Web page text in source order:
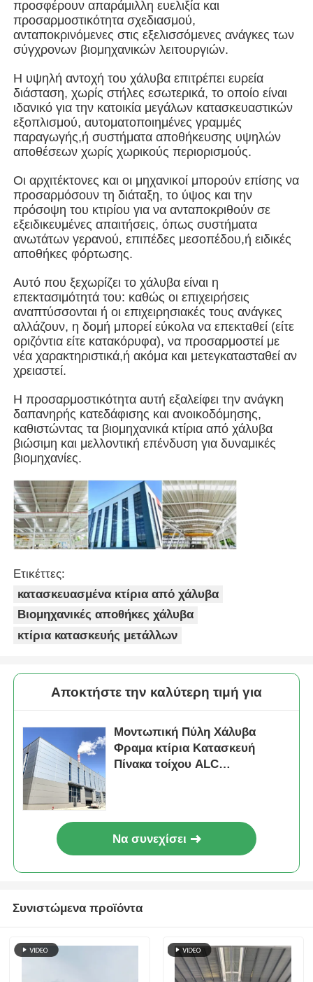
Σχετικά με εμάς
Γύρος εργοστασίων
Ποιοτικός έλεγχος
επαφή
Νέα
Όλες οι περιπτώσεις
Ζητήστε ένα απόσπασμα
Οικοδόμηση δομής χάλυβα
Εργαστήριο Μεταλλικών Κατασκευών
αποθήκη χάλυβα
Κουτί χάλυβα
Βαριά δομή χάλυβα
Γέφυρα από χάλυβα
γραφείο δομής χάλυβα
Βιομηχανική μεταλλική κατασκευή
Δημόσιο κτίριο από χάλυβα
Εμπορική δομή χάλυβα
προσφέρουν απαράμιλλη ευελιξία και
προσαρμοστικότητα σχεδιασμού,
ανταποκρινόμενες στις εξελισσόμενες ανάγκες των
σύγχρονων βιομηχανικών λειτουργιών.
Η υψηλή αντοχή του χάλυβα επιτρέπει ευρεία
διάσταση, χωρίς στήλες εσωτερικά, το οποίο είναι
ιδανικό για την κατοικία μεγάλων κατασκευαστικών
εξοπλισμού, αυτοματοποιημένες γραμμές
παραγωγής,ή συστήματα αποθήκευσης υψηλών
αποθέσεων χωρίς χωρικούς περιορισμούς.
Οι αρχιτέκτονες και οι μηχανικοί μπορούν επίσης να
προσαρμόσουν τη διάταξη, το ύψος και την
πρόσοψη του κτιρίου για να ανταποκριθούν σε
εξειδικευμένες απαιτήσεις, όπως συστήματα
ανωτάτων γερανού, επιπέδες μεσοπέδου,ή ειδικές
αποθήκες φόρτωσης.
Αυτό που ξεχωρίζει το χάλυβα είναι η
επεκτασιμότητά του: καθώς οι επιχειρήσεις
αναπτύσσονται ή οι επιχειρησιακές τους ανάγκες
αλλάζουν, η δομή μπορεί εύκολα να επεκταθεί (είτε
οριζόντια είτε κατακόρυφα), να προσαρμοστεί με
νέα χαρακτηριστικά,ή ακόμα και μετεγκατασταθεί αν
χρειαστεί.
Η προσαρμοστικότητα αυτή εξαλείφει την ανάγκη
δαπανηρής κατεδάφισης και ανοικοδόμησης,
καθιστώντας τα βιομηχανικά κτίρια από χάλυβα
βιώσιμη και μελλοντική επένδυση για δυναμικές
βιομηχανίες.
Ετικέττες:
κατασκευασμένα κτίρια από χάλυβα
Βιομηχανικές αποθήκες χάλυβα
κτίρια κατασκευής μετάλλων
Αποκτήστε την καλύτερη τιμή για
Μοντωπική Πύλη Χάλυβα
Φραμα κτίρια Κατασκευή
Πίνακα τοίχου ALC
Να συνεχίσει
Συνιστώμενα προϊόντα